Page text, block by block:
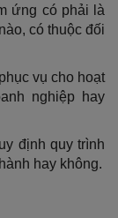
ứng có phải là
có thuộc đối
vụ cho hoạt
nghiệp hay
định quy trình
hay không.